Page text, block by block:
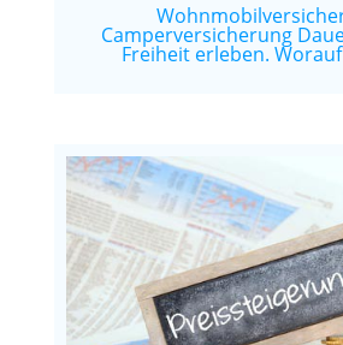
Camperversicherung
Freiheit erleben.